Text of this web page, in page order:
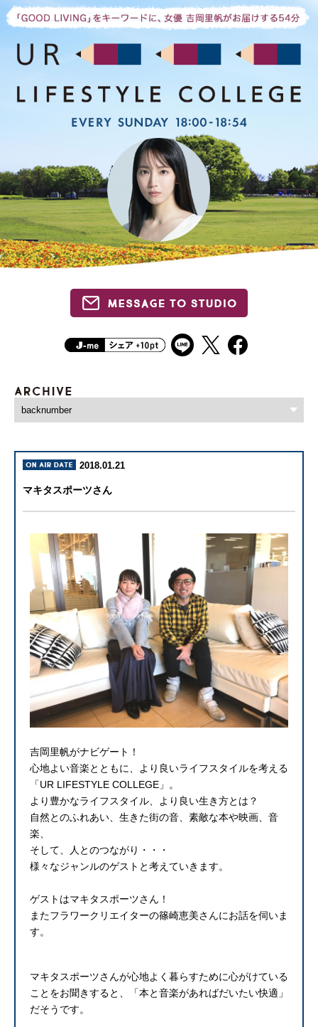
2018.01.21
マキタスポーツさん
吉岡里帆がナビゲート！
心地よい音楽とともに、より良いライフスタイルを考える
「UR LIFESTYLE COLLEGE」。
より豊かなライフスタイル、より良い生き方とは？
自然とのふれあい、生きた街の音、素敵な本や映画、音
楽、
そして、人とのつながり・・・
様々なジャンルのゲストと考えていきます。
ゲストはマキタスポーツさん！
またフラワークリエイターの篠崎恵美さんにお話を伺いま
す。
マキタスポーツさんが心地よく暮らすために心がけている
ことをお聞きすると、「本と音楽があればだいたい快適」
だそうです。